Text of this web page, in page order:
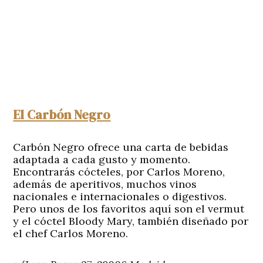
El Carbón Negro
Carbón Negro ofrece una carta de bebidas
adaptada a cada gusto y momento.
Encontrarás cócteles, por Carlos Moreno,
además de aperitivos, muchos vinos
nacionales e internacionales o digestivos.
Pero unos de los favoritos aquí son el vermut
y el cóctel Bloody Mary, también diseñado por
el chef Carlos Moreno.